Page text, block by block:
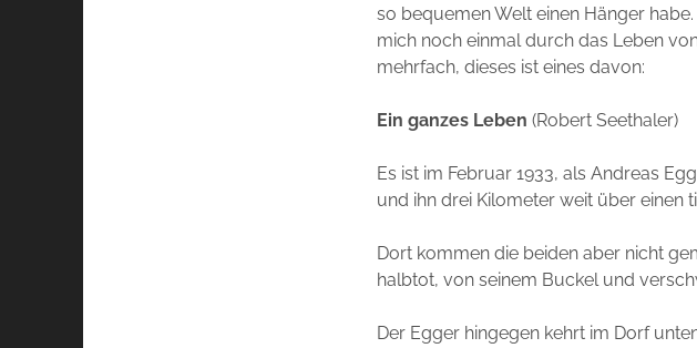
so bequemen Welt einen Hänger
mich noch einmal durch das Leben
mehrfach, dieses ist eines davon:
Ein ganzes Leben (Robert Seethaler)
Es ist im Februar 1933, als Andreas
und ihn drei Kilometer weit über einen
Dort kommen die beiden aber nicht
halbtot, von seinem Buckel und
Der Egger hingegen kehrt im Dorf